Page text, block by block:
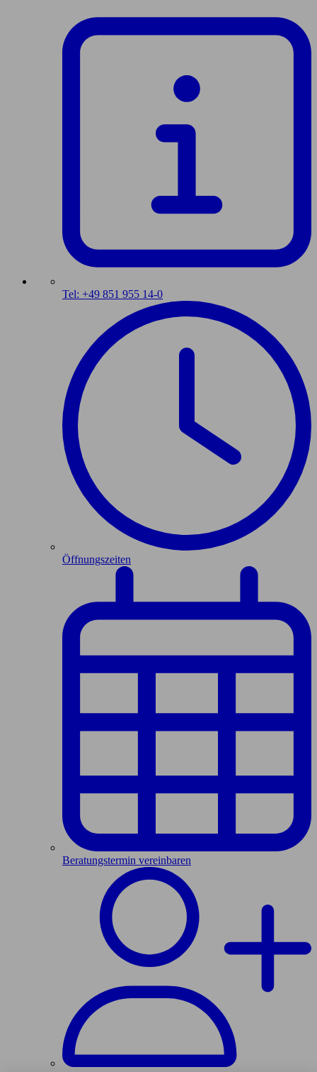
Tel: +49 851 955 14-0
Öffnungszeiten
Beratungstermin vereinbaren